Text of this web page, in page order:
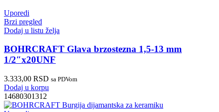
Uporedi
Brzi pregled
Dodaj u listu želja
BOHRCRAFT Glava brzostezna 1,5-13 mm
1/2″x20UNF
3.333,00 RSD sa PDVom
Dodaj u korpu
14680301312